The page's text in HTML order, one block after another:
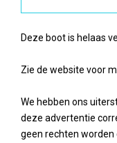
Deze boot is helaas
Zie de website voor
We hebben ons
deze advertentie
geen rechten